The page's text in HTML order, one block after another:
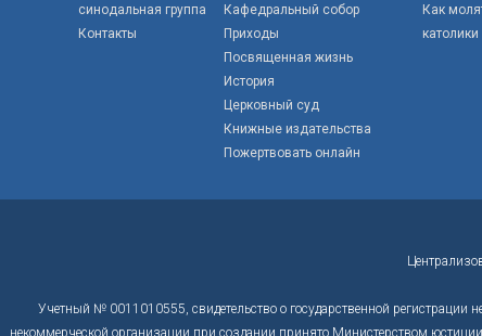
синодальная группа
Контакты
Кафедральный собор
Приходы
Посвященная жизнь
История
Церковный суд
Книжные издательства
Пожертвовать онлайн
Как
католики
Учетный № 0011010555, свидетельство о государственной регистрации